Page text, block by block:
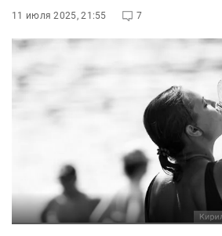
11 июля 2025, 21:55 7